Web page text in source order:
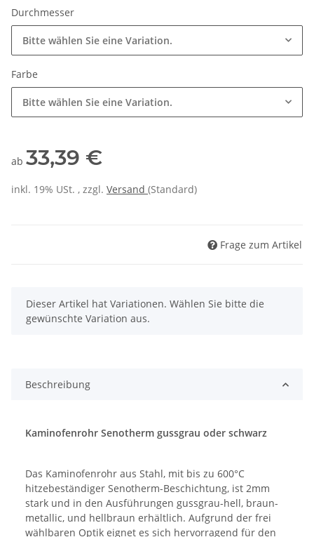
Durchmesser
Bitte wählen Sie eine Variation.
Farbe
Bitte wählen Sie eine Variation.
ab 33,39 €
inkl. 19% USt. , zzgl. Versand (Standard)
Frage zum Artikel
x
Dieser Artikel hat Variationen. Wählen Sie bitte die
gewünschte Variation aus.
Beschreibung
Kaminofenrohr Senotherm gussgrau oder schwarz
Das Kaminofenrohr aus Stahl, mit bis zu 600°C
hitzebeständiger Senotherm-Beschichtung, ist 2mm
stark und in den Ausführungen gussgrau-hell, braun-
metallic, und hellbraun erhältlich. Aufgrund der frei
wählbaren Optik eignet es sich hervorragend für den